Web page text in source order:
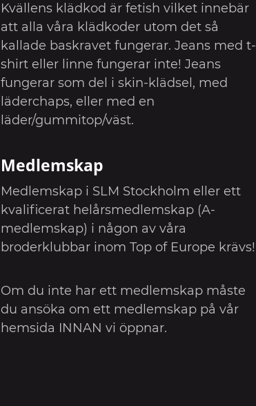
Kvällens klädkod är fetish vilket innebär
att alla våra klädkoder utom det så
kallade baskravet fungerar. Jeans med t-
shirt eller linne fungerar inte! Jeans
fungerar som del i skin-klädsel, med
läderchaps, eller med en
läder/gummitop/väst.
Medlemskap
Medlemskap i SLM Stockholm eller ett
kvalificerat helårsmedlemskap (A-
medlemskap) i någon av våra
broderklubbar inom Top of Europe krävs!
Om du inte har ett medlemskap måste
du ansöka om ett medlemskap på vår
hemsida INNAN vi öppnar.